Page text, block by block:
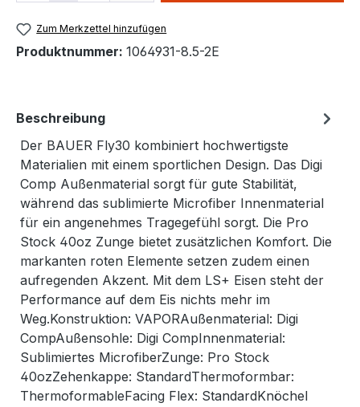
Zum Merkzettel hinzufügen
Produktnummer: 1064931-8.5-2E
Beschreibung
Der BAUER Fly30 kombiniert hochwertigste
Materialien mit einem sportlichen Design. Das Digi
Comp Außenmaterial sorgt für gute Stabilität,
während das sublimierte Microfiber Innenmaterial
für ein angenehmes Tragegefühl sorgt. Die Pro
Stock 40oz Zunge bietet zusätzlichen Komfort. Die
markanten roten Elemente setzen zudem einen
aufregenden Akzent. Mit dem LS+ Eisen steht der
Performance auf dem Eis nichts mehr im
Weg.Konstruktion: VAPORAußenmaterial: Digi
CompAußensohle: Digi CompInnenmaterial:
Sublimiertes MicrofiberZunge: Pro Stock
40ozZehenkappe: StandardThermoformbar:
ThermoformableFacing Flex: StandardKnöchel